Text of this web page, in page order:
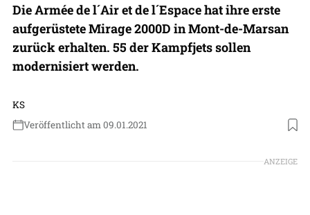
Die Armée de l´Air et de l´Espace hat ihre erste
aufgerüstete Mirage 2000D in Mont-de-Marsan
zurück erhalten. 55 der Kampfjets sollen
modernisiert werden.
KS
Veröffentlicht am 09.01.2021
Foto: Armée de l´Air et de l´Espace
ANZEIGE